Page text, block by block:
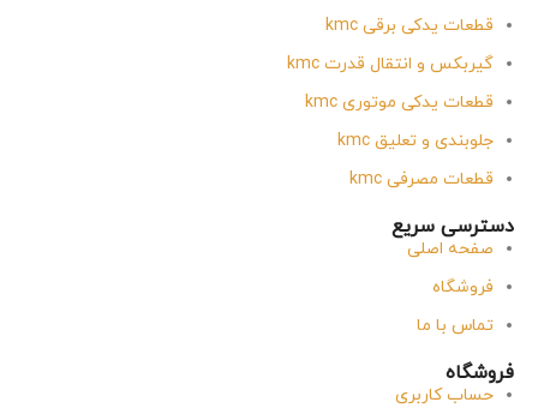
قطعات یدکی برقی kmc
گیربکس و انتقال قدرت kmc
قطعات یدکی موتوری kmc
جلوبندی و تعلیق kmc
قطعات مصرفی kmc
دسترسی سریع
صفحه اصلی
فروشگاه
تماس با ما
فروشگاه
حساب کاربری